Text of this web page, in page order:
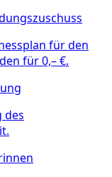
für den
für 0,– €.
des